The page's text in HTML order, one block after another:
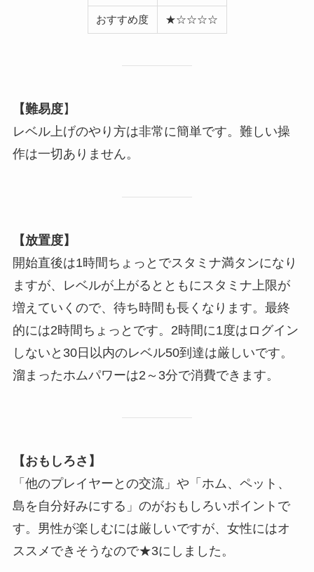
おすすめ度 ★☆☆☆☆
【難易度】
レベル上げのやり方は非常に簡単です。難しい操
作は一切ありません。
【放置度】
開始直後は1時間ちょっとでスタミナ満タンになり
ますが、レベルが上がるとともにスタミナ上限が
増えていくので、待ち時間も長くなります。最終
的には2時間ちょっとです。2時間に1度はログイン
しないと30日以内のレベル50到達は厳しいです。
溜まったホムパワーは2～3分で消費できます。
【おもしろさ】
「他のプレイヤーとの交流」や「ホム、ペット、
島を自分好みにする」のがおもしろいポイントで
す。男性が楽しむには厳しいですが、女性にはオ
ススメできそうなので★3にしました。